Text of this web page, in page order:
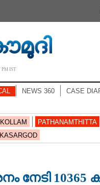
PM IST
NEWS 360 CASE
KOLLAM PATHANAMTHITTA
KASARGOD
10365